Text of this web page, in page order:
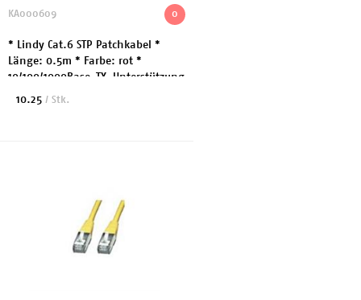
0
KA000609
* Lindy Cat.6 STP Patchkabel *
Länge: 0.5m * Farbe: rot *
10/100/1000Base-TX-Unterstützung
* Kategorie 6, 26AWG, Gigabit
10.25 / Stk.